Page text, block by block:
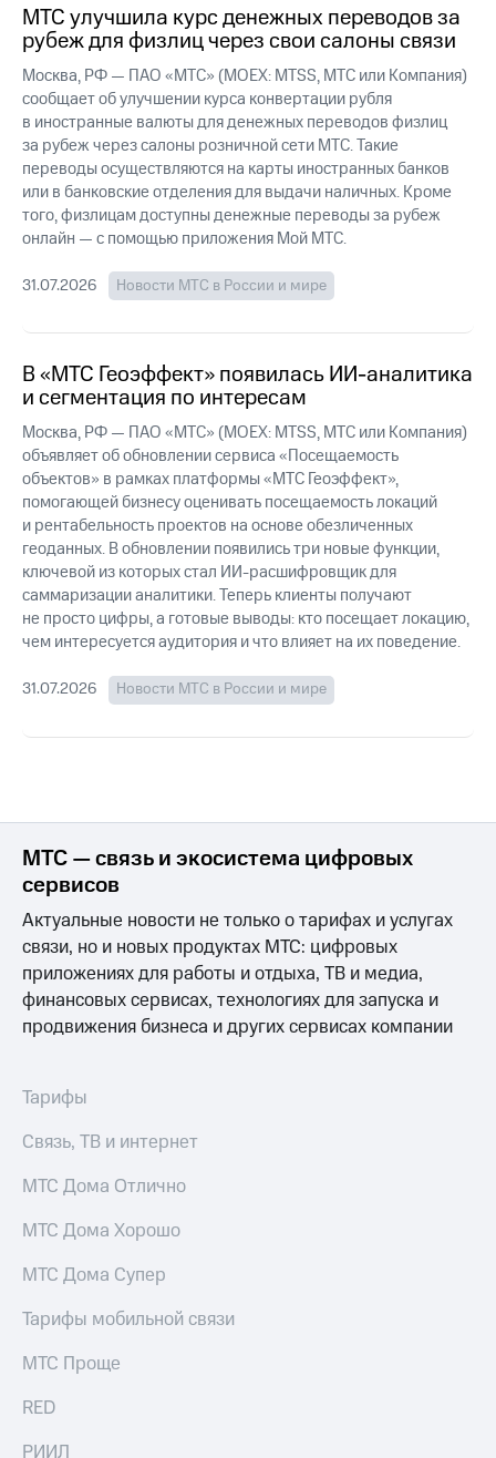
Дивиденды
Рынок
облигаций
Описание
Еврооблигации-2023
Уведомление
о
погашении
именных
облигаций
Регистратор
Контакты
развитие
деловая этика
На главную
МТС улучшила курс денежных переводов за
рубеж для физлиц через свои салоны связи
Москва, РФ — ПАО «МТС» (MOEX: MTSS, МТС или Компания)
сообщает об улучшении курса конвертации рубля
в иностранные валюты для денежных переводов физлиц
за рубеж через салоны розничной сети МТС. Такие
переводы осуществляются на карты иностранных банков
или в банковские отделения для выдачи наличных. Кроме
того, физлицам доступны денежные переводы за рубеж
онлайн — с помощью приложения Мой МТС.
31.07.2026 Новости МТС в России и мире
В «МТС Геоэффект» появилась ИИ-аналитика
и сегментация по интересам
Москва, РФ — ПАО «МТС» (MOEX: MTSS, МТС или Компания)
объявляет об обновлении сервиса «Посещаемость
объектов» в рамках платформы «МТС Геоэффект»,
помогающей бизнесу оценивать посещаемость локаций
и рентабельность проектов на основе обезличенных
геоданных. В обновлении появились три новые функции,
ключевой из которых стал ИИ-расшифровщик для
саммаризации аналитики. Теперь клиенты получают
не просто цифры, а готовые выводы: кто посещает локацию,
чем интересуется аудитория и что влияет на их поведение.
31.07.2026 Новости МТС в России и мире
МТС — связь и экосистема цифровых
сервисов
Актуальные новости не только о тарифах и услугах
связи, но и новых продуктах МТС: цифровых
приложениях для работы и отдыха, ТВ и медиа,
финансовых сервисах, технологиях для запуска и
продвижения бизнеса и других сервисах компании
Тарифы
Связь, ТВ и интернет
МТС Дома Отлично
МТС Дома Хорошо
МТС Дома Супер
Тарифы мобильной связи
МТС Проще
RED
РИИЛ